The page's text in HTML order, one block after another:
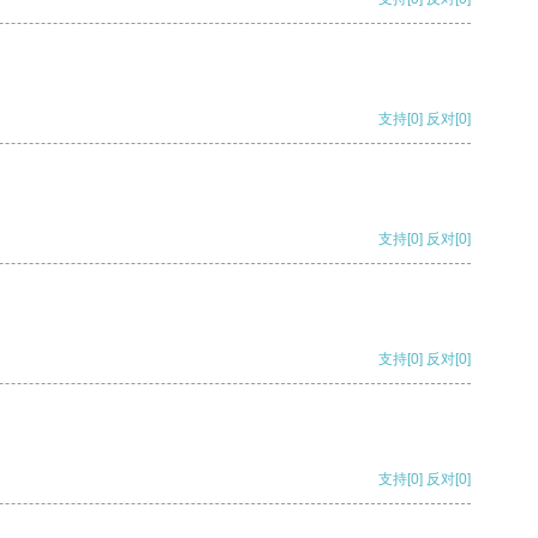
支持[0] 反对[0]
支持[0] 反对[0]
支持[0] 反对[0]
支持[0] 反对[0]